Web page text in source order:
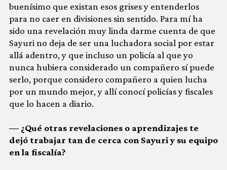
buenísimo que existan esos grises y entenderlos
para no caer en divisiones sin sentido. Para mí ha
sido una revelación muy linda darme cuenta de que
Sayuri no deja de ser una luchadora social por estar
allá adentro, y que incluso un policía al que yo
nunca hubiera considerado un compañero sí puede
serlo, porque considero compañero a quien lucha
por un mundo mejor, y allí conocí policías y fiscales
que lo hacen a diario.
— ¿Qué otras revelaciones o aprendizajes te
dejó trabajar tan de cerca con Sayuri y su equipo
en la fiscalía?